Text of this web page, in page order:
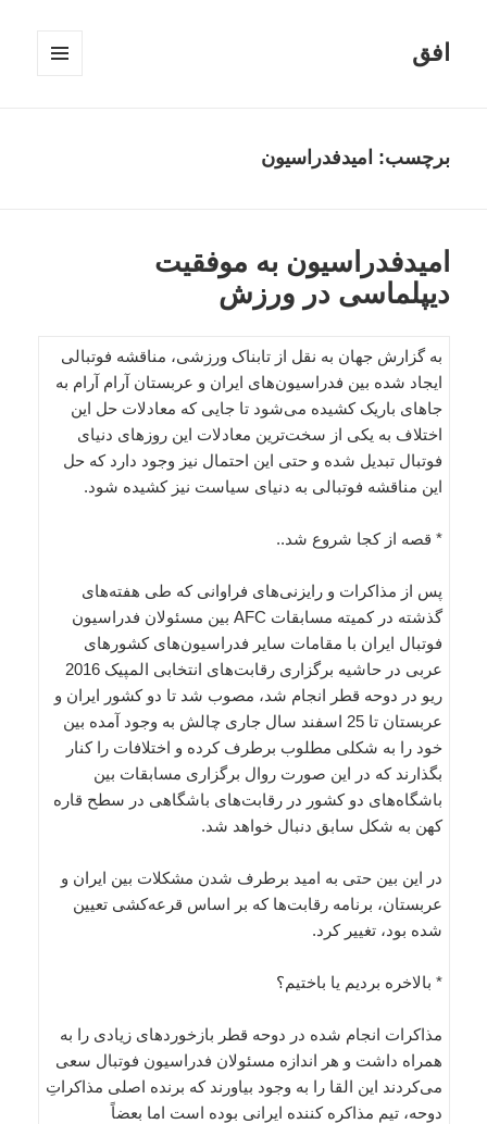
افق
برچسب: امیدفدراسیون
امیدفدراسیون به موفقیت
دیپلماسی در ورزش
به گزارش جهان به نقل از تابناک ورزشی، مناقشه فوتبالی
ایجاد شده بین فدراسیون‌های ایران و عربستان آرام آرام به
جاهای باریک کشیده می‌شود تا جایی که معادلات حل این
اختلاف به یکی از سخت‌ترین معادلات این روزهای دنیای
فوتبال تبدیل شده و حتی این احتمال نیز وجود دارد که حل
این مناقشه فوتبالی به دنیای سیاست نیز کشیده شود.
* قصه از کجا شروع شد..
پس از مذاکرات و رایزنی‌های فراوانی که طی هفته‌های
گذشته در کمیته مسابقات AFC بین مسئولان فدراسیون
فوتبال ایران با مقامات سایر فدراسیون‌های کشورهای
عربی در حاشیه برگزاری رقابت‌های انتخابی المپیک 2016
ریو در دوحه قطر انجام شد، مصوب شد تا دو کشور ایران و
عربستان تا 25 اسفند سال جاری چالش به وجود آمده بین
خود را به شکلی مطلوب برطرف کرده و اختلافات را کنار
بگذارند که در این صورت روال برگزاری مسابقات بین
باشگا‌ه‌های دو کشور در رقابت‌های باشگاهی در سطح قاره
کهن به شکل سابق دنبال خواهد شد.
در این بین حتی به امید برطرف شدن مشکلات بین ایران و
عربستان، برنامه رقابت‌ها که بر اساس قرعه‌کشی تعیین
شده بود، تغییر کرد.
* بالاخره بردیم یا باختیم؟
مذاکرات انجام شده در دوحه قطر بازخوردهای زیادی را به
همراه داشت و هر اندازه مسئولان فدراسیون فوتبال سعی
می‌کردند این القا را به وجود بیاورند که برنده اصلی مذاکراتِ
دوحه، تیم مذاکره کننده ایرانی بوده است اما بعضاً